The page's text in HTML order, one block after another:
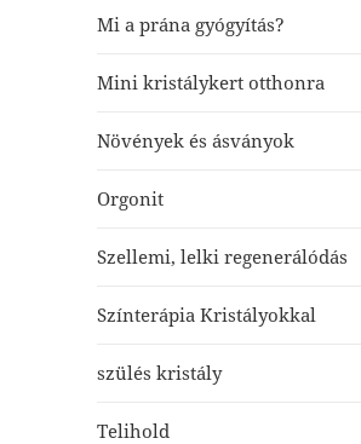
Mi a prána gyógyítás?
Mini kristálykert otthonra
Növények és ásványok
Orgonit
Szellemi, lelki regenerálódás
Színterápia Kristályokkal
szülés kristály
Telihold